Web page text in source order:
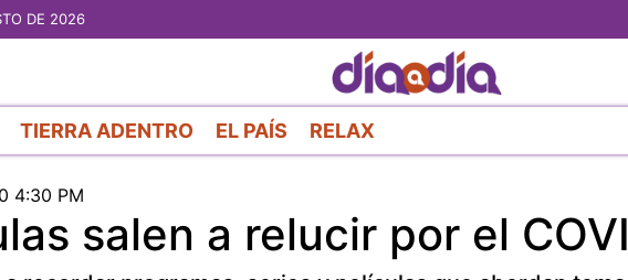
al
contenido
principal
DE 2026
TIERRA ADENTRO EL PAÍS RELAX
4:30 PM
salen a relucir por el